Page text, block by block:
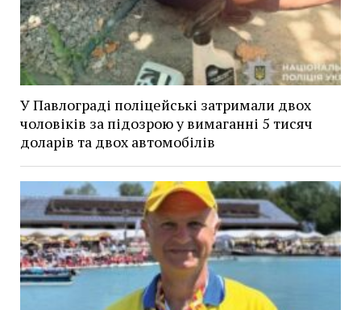
У Павлограді поліцейські затримали двох
чоловіків за підозрою у вимаганні 5 тисяч
доларів та двох автомобілів